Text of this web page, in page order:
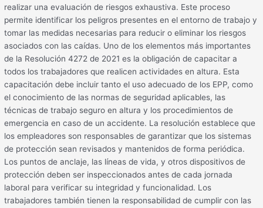
realizar una evaluación de riesgos exhaustiva. Este proceso
permite identificar los peligros presentes en el entorno de trabajo y
tomar las medidas necesarias para reducir o eliminar los riesgos
asociados con las caídas. Uno de los elementos más importantes
de la Resolución 4272 de 2021 es la obligación de capacitar a
todos los trabajadores que realicen actividades en altura. Esta
capacitación debe incluir tanto el uso adecuado de los EPP, como
el conocimiento de las normas de seguridad aplicables, las
técnicas de trabajo seguro en altura y los procedimientos de
emergencia en caso de un accidente. La resolución establece que
los empleadores son responsables de garantizar que los sistemas
de protección sean revisados y mantenidos de forma periódica.
Los puntos de anclaje, las líneas de vida, y otros dispositivos de
protección deben ser inspeccionados antes de cada jornada
laboral para verificar su integridad y funcionalidad. Los
trabajadores también tienen la responsabilidad de cumplir con las